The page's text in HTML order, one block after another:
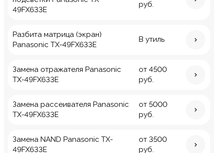
49FX633E
руб.
Разбита матрица (экран)
Panasonic TX-49FX633E
В утиль
Замена отражателя Panasonic
TX-49FX633E
от 4500
руб.
Замена рассеивателя Panasonic
TX-49FX633E
от 5000
руб.
Замена NAND Panasonic TX-
49FX633E
от 3500
руб.